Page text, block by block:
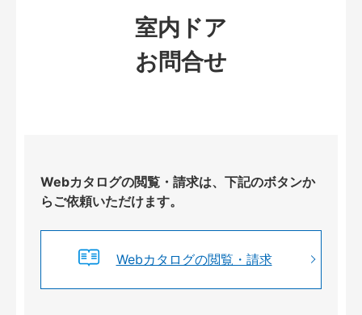
室内ドア
お問合せ
Webカタログの閲覧・請求は、下記のボタンか
らご依頼いただけます。
Webカタログの閲覧・請求